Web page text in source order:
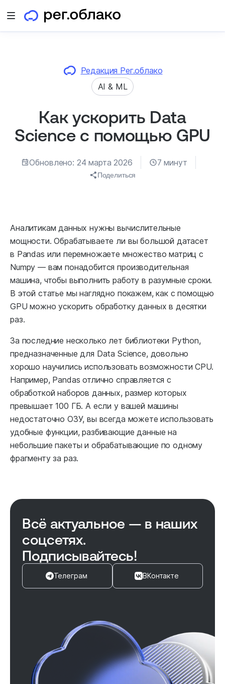
Открыть меню
Редакция Рег.облако
AI & ML
Как ускорить Data
Science с помощью GPU
Обновлено: 24 марта 2026 7 минут
Поделиться
Аналитикам данных нужны вычислительные
мощности. Обрабатываете ли вы большой датасет
в Pandas или перемножаете множество матриц с
Numpy — вам понадобится производительная
машина, чтобы выполнить работу в разумные сроки.
В этой статье мы наглядно покажем, как с помощью
GPU можно ускорить обработку данных в десятки
раз.
За последние несколько лет библиотеки Python,
предназначенные для Data Science, довольно
хорошо научились использовать возможности CPU.
Например, Pandas отлично справляется с
обработкой наборов данных, размер которых
превышает 100 ГБ. А если у вашей машины
недостаточно ОЗУ, вы всегда можете использовать
удобные функции, разбивающие данные на
небольшие пакеты и обрабатывающие по одному
фрагменту за раз.
Всё актуальное — в наших
соцсетях.
Подписывайтесь!
Телеграм ВКонтакте